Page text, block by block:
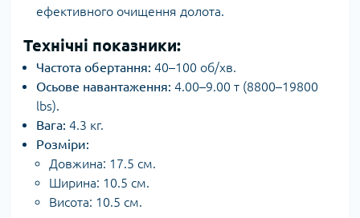
ефективного очищення долота.
Технічні показники:
Частота обертання: 40–100 об/хв.
Осьове навантаження: 4.00–9.00 т (8800–19800
lbs).
Вага: 4.3 кг.
Розміри:
Довжина: 17.5 см.
Ширина: 10.5 см.
Висота: 10.5 см.